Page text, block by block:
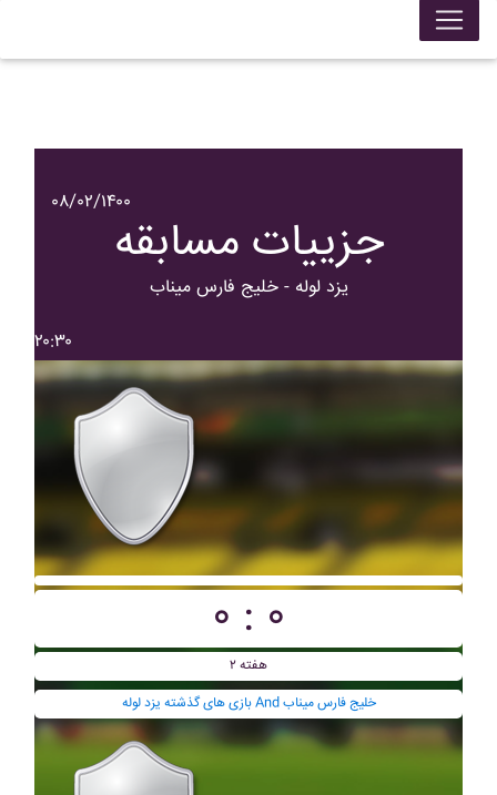
۰۸/۰۲/۱۴۰۰
جزییات مسابقه
يزد لوله - خليج فارس ميناب
۲۰:۳۰
۰ : ۰
هفته ۲
بازی های گذشته يزد لوله And خليج فارس ميناب